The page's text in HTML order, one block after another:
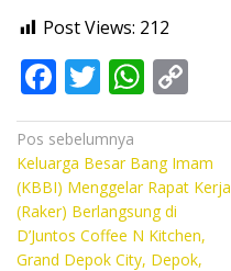
Post Views: 212
F
ac
e
b
o
o
T
w
itt
er
W
h
at
s
A
p
o
y
n
Navigasi
pos
Pos sebelumnya
Keluarga Besar Bang Imam
(KBBI) Menggelar Rapat Kerja
(Raker) Berlangsung di
D’Juntos Coffee N Kitchen,
Grand Depok City, Depok,